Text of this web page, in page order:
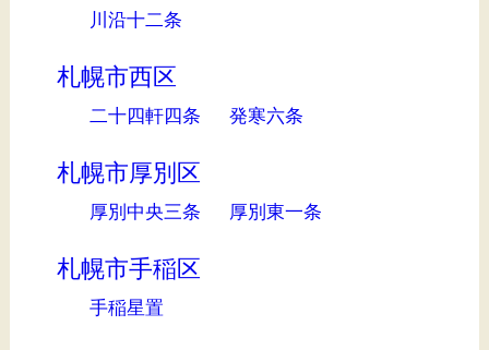
川沿十二条
札幌市西区
二十四軒四条 発寒六条
札幌市厚別区
厚別中央三条 厚別東一条
札幌市手稲区
手稲星置